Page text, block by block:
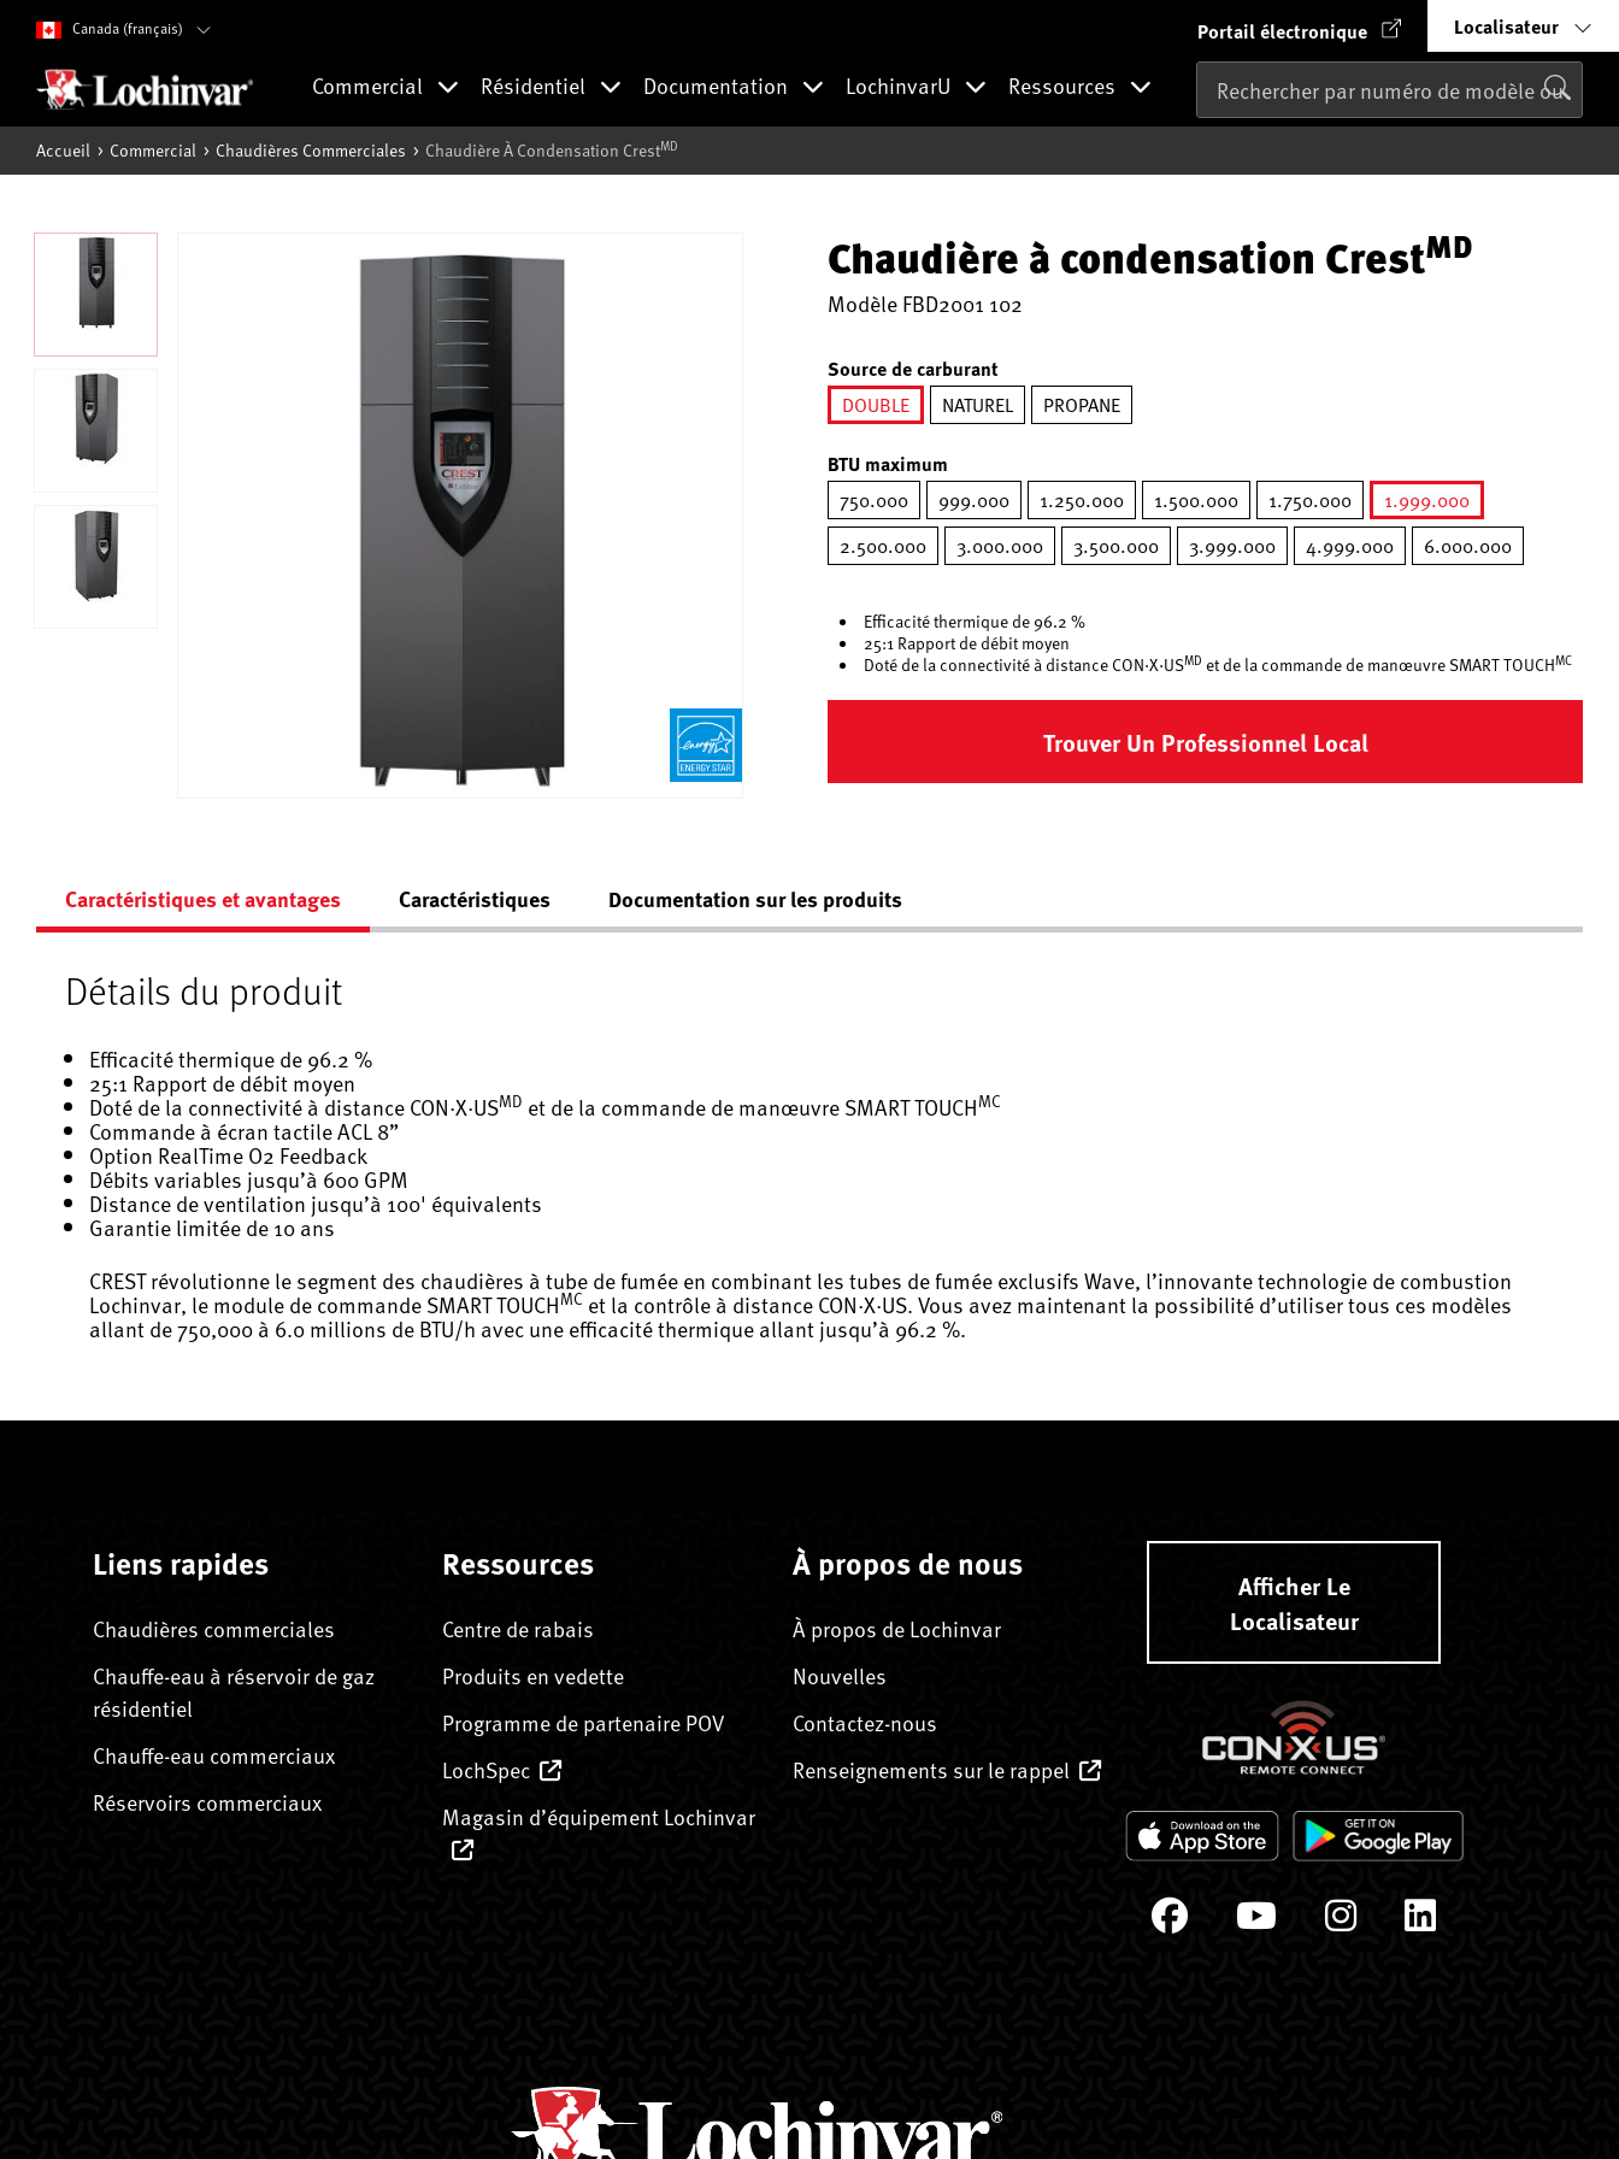
Canada (français) Portail électronique Localisateur
Commercial Résidentiel Documentation LochinvarU Ressources
Accueil Commercial Chaudières Commerciales Chaudière À Condensation CrestMD
Chaudière à condensation CrestMD
ModèleFBD2001 102
Source de carburant
DOUBLE
NATUREL PROPANE
BTU maximum
750.000 999.000 1.250.000 1.500.000 1.750.000
1.999.000
sélectionné
2.500.000 3.000.000 3.500.000 3.999.000 4.999.000 6.000.000
Efficacité thermique de 96.2 %
25:1 Rapport de débit moyen
Doté de la connectivité à distance CON·X·USMD et de la commande de manœuvre SMART TOUCHMC
Trouver Un Professionnel Local
Caractéristiques et avantages Caractéristiques Documentation sur les produits
Détails du produit
Efficacité thermique de 96.2 %
25:1 Rapport de débit moyen
Doté de la connectivité à distance CON·X·USMD et de la commande de manœuvre SMART TOUCHMC
Commande à écran tactile ACL 8”
Option RealTime O2 Feedback
Débits variables jusqu’à 600 GPM
Distance de ventilation jusqu’à 100' équivalents
Garantie limitée de 10 ans
CREST révolutionne le segment des chaudières à tube de fumée en combinant les tubes de fumée exclusifs Wave, l’innovante technologie de combustion
Lochinvar, le module de commande SMART TOUCHMC et la contrôle à distance CON·X·US. Vous avez maintenant la possibilité d’utiliser tous ces modèles
allant de 750,000 à 6.0 millions de BTU/h avec une efficacité thermique allant jusqu’à 96.2 %.
Liens rapides
Chaudières commerciales
Chauffe-eau à réservoir de gaz
résidentiel
Chauffe-eau commerciaux
Réservoirs commerciaux
Ressources
Centre de rabais
Produits en vedette
Programme de partenaire POV
LochSpec
Magasin d’équipement Lochinvar
À propos de nous
À propos de Lochinvar
Nouvelles
Contactez-nous
Renseignements sur le rappel
Afficher Le
Localisateur